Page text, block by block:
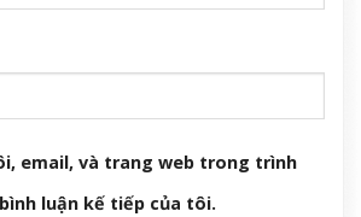
email, và trang web trong trình
luận kế tiếp của tôi.